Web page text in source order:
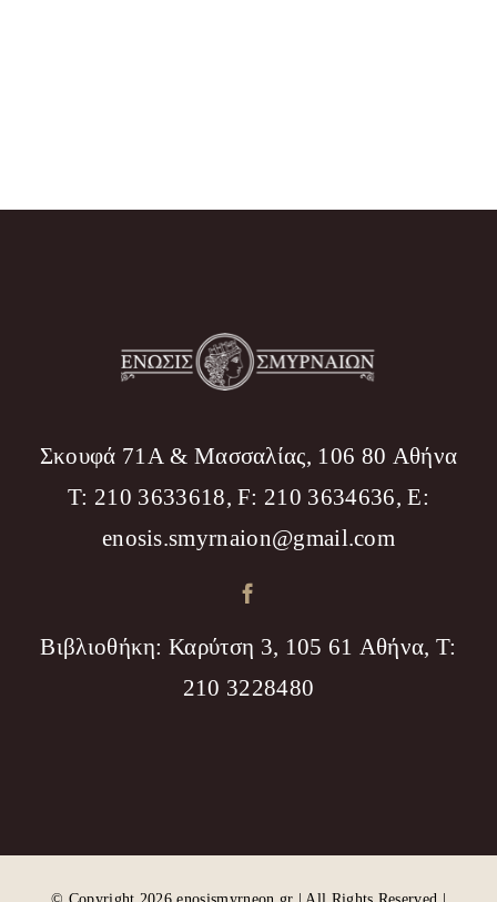
Σκουφά 71Α & Μασσαλίας, 106 80 Αθήνα
T: 210 3633618, F: 210 3634636, Ε:
enosis.smyrnaion@gmail.com
Βιβλιοθήκη: Καρύτση 3, 105 61 Αθήνα, T:
210 3228480